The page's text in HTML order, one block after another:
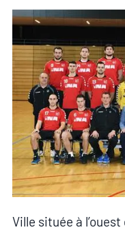
Ville située à